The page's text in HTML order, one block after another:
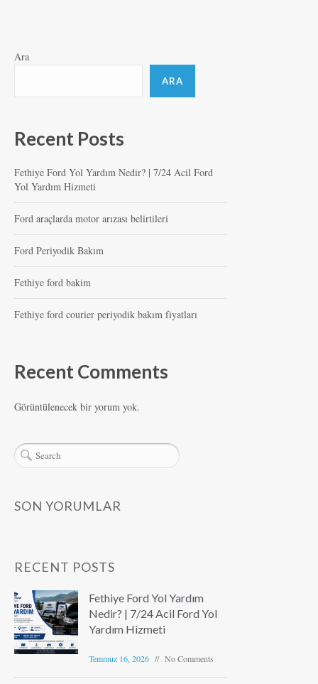
Ara
ARA
Recent Posts
Fethiye Ford Yol Yardım Nedir? | 7/24 Acil Ford
Yol Yardım Hizmeti
Ford araçlarda motor arızası belirtileri
Ford Periyodik Bakım
Fethiye ford bakim
Fethiye ford courier periyodik bakım fiyatları
Recent Comments
Görüntülenecek bir yorum yok.
SON YORUMLAR
RECENT POSTS
Fethiye Ford Yol Yardım
Nedir? | 7/24 Acil Ford Yol
Yardım Hizmeti
Temmuz 16, 2026 No Comments